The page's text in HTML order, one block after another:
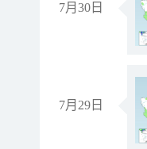
7月30日
7月29日